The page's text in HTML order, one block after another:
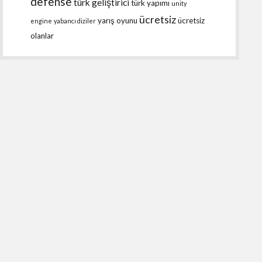
türk geliştiricitürk yapımı unity
engine yabancı diziler yarış oyunu ücretsizücretsiz
olanlar